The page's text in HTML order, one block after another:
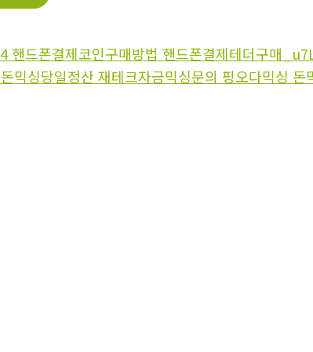
핸드폰결제코인구매방법 핸드폰결제테더구매
싱당일정산 재테크자금믹싱문의 핑오다믹싱 돈